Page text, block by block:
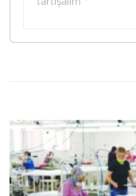
tartışalım *